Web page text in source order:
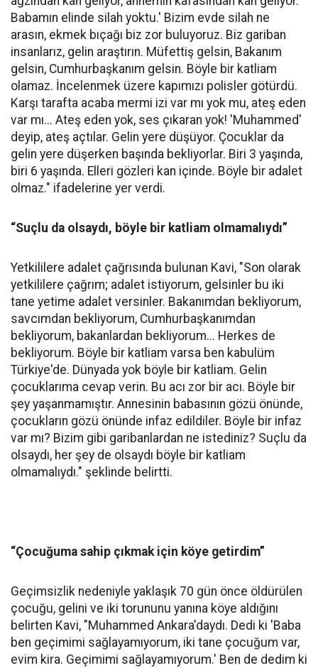
Babamın elinde silah yoktu.' Bizim evde silah ne
arasın, ekmek bıçağı biz zor buluyoruz. Biz gariban
insanlarız, gelin araştırın. Müfettiş gelsin, Bakanım
gelsin, Cumhurbaşkanım gelsin. Böyle bir katliam
olamaz. İncelenmek üzere kapımızı polisler götürdü.
Karşı tarafta acaba mermi izi var mı yok mu, ateş eden
var mı... Ateş eden yok, ses çıkaran yok! 'Muhammed'
deyip, ateş açtılar. Gelin yere düşüyor. Çocuklar da
gelin yere düşerken başında bekliyorlar. Biri 3 yaşında,
biri 6 yaşında. Elleri gözleri kan içinde. Böyle bir adalet
olmaz." ifadelerine yer verdi.
“Suçlu da olsaydı, böyle bir katliam olmamalıydı”
Yetkililere adalet çağrısında bulunan Kavi, "Son olarak
yetkililere çağrım; adalet istiyorum, gelsinler bu iki
tane yetime adalet versinler. Bakanımdan bekliyorum,
savcımdan bekliyorum, Cumhurbaşkanımdan
bekliyorum, bakanlardan bekliyorum... Herkes de
bekliyorum. Böyle bir katliam varsa ben kabulüm
Türkiye'de. Dünyada yok böyle bir katliam. Gelin
çocuklarıma cevap verin. Bu acı zor bir acı. Böyle bir
şey yaşanmamıştır. Annesinin babasının gözü önünde,
çocukların gözü önünde infaz edildiler. Böyle bir infaz
var mı? Bizim gibi garibanlardan ne istediniz? Suçlu da
olsaydı, her şey de olsaydı böyle bir katliam
olmamalıydı." şeklinde belirtti.
“Çocuğuma sahip çıkmak için köye getirdim”
Geçimsizlik nedeniyle yaklaşık 70 gün önce öldürülen
çocuğu, gelini ve iki torununu yanına köye aldığını
belirten Kavi, "Muhammed Ankara'daydı. Dedi ki 'Baba
ben geçimimi sağlayamıyorum, iki tane çocuğum var,
evim kira. Geçimimi sağlayamıyorum.' Ben de dedim ki